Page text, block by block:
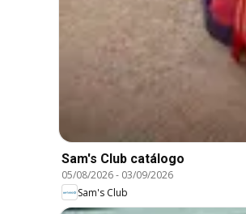
Sam's Club catálogo
05/08/2026- 03/09/2026
Sam's Club